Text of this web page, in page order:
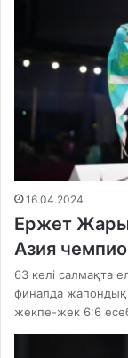
16.04.2024
Ержет
Азия
63 келі салмақта
финалда жапондық
жекпе-жек 6:6